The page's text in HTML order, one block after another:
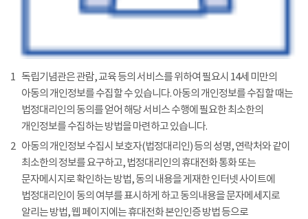
1 독립기념관은 관람, 교육 등의 서비스를 위하여 필요시 14세 미만의
아동의 개인정보를 수집할 수 있습니다. 아동의 개인정보를 수집할 때는
법정대리인의 동의를 얻어 해당 서비스 수행에 필요한 최소한의
개인정보를 수집하는 방법을 마련하고 있습니다.
2 아동의 개인정보 수집시 보호자(법정대리인) 등의 성명, 연락처와 같이
최소한의 정보를 요구하고, 법정대리인의 휴대전화 통화 또는
문자메시지로 확인하는 방법, 동의 내용을 게재한 인터넷 사이트에
법정대리인이 동의 여부를 표시하게 하고 동의내용을 문자메세지로
알리는 방법, 웹 페이지에는 휴대전화 본인인증 방법 등으로